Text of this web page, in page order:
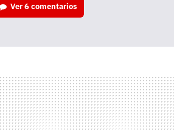
Ver6 comentarios